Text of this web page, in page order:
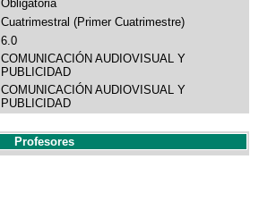
Obligatoria
Cuatrimestral (Primer Cuatrimestre)
6.0
COMUNICACIÓN AUDIOVISUAL Y
PUBLICIDAD
COMUNICACIÓN AUDIOVISUAL Y
PUBLICIDAD
Profesores